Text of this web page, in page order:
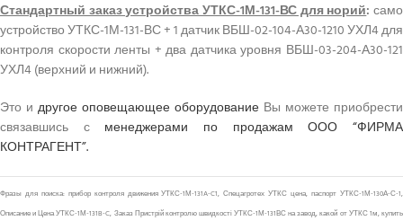
Стандартный заказ устройства УТКС-1М-131-ВС для норий: само
устройство УТКС-1М-131-ВС + 1 датчик ВБШ-02-104-А30-1210 УХЛ4 для
контроля скорости ленты + два датчика уровня ВБШ-03-204-А30-121
УХЛ4 (верхний и нижний).
Это и другое оповещающее оборудование Вы можете приобрести
связавшись с менеджерами по продажам ООО “ФИРМА
КОНТРАГЕНТ”.
Фразы для поиска: прибор контроля движения УТКС-1М-131A-C1, Спецагротех УТКС цена, паспорт УТКС-1М-130А-С-1,
Описание и Цена УТКС-1М-131B-C, Заказ Пристрій контролю швидкості УТКС-1М-131ВС на завод, какой от УТКС 1м, купить